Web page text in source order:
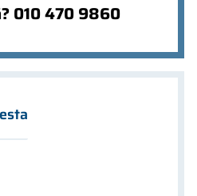
010 470 9860